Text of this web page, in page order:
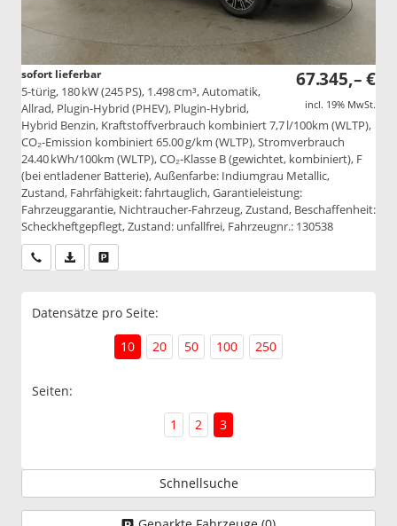
67.345,– €
incl. 19% MwSt.
sofort lieferbar
5-türig, 180 kW (245 PS), 1.498 cm³, Automatik,
Allrad, Plugin-Hybrid (PHEV), Plugin-Hybrid,
Hybrid Benzin, Kraftstoffverbrauch kombiniert 7,7 l/100km (WLTP),
CO₂-Emission kombiniert 65.00 g/km (WLTP), Stromverbrauch
24.40 kWh/100km (WLTP), CO₂-Klasse B (gewichtet, kombiniert), F
(bei entladener Batterie), Außenfarbe: Indiumgrau Metallic,
Zustand, Fahrfähigkeit: fahrtauglich, Garantieleistung:
Fahrzeuggarantie, Nichtraucher-Fahrzeug, Zustand, Beschaffenheit:
Scheckheftgepflegt, Zustand: unfallfrei, Fahrzeugnr.: 130538
Wir rufen Sie anPDF-Datei, Fahrzeugexposé drucken
Datensätze pro Seite:
10
20 50 100 250
Seiten:
1
2 3
Schnellsuche